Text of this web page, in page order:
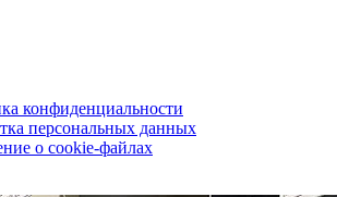
конфиденциальности
персональных данных
о cookie-файлах